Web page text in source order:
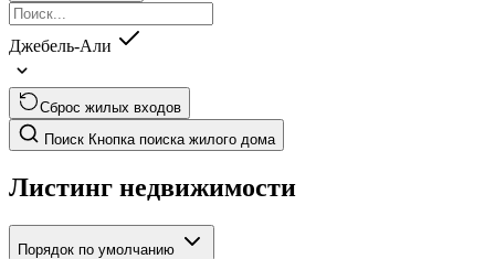
Джебель-Али
Сброс жилых входов
Поиск Кнопка поиска жилого дома
Листинг недвижимости
Порядок по умолчанию